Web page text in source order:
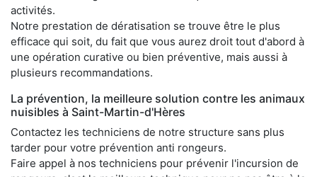
activités.
Notre prestation de dératisation se trouve être le plus
efficace qui soit, du fait que vous aurez droit tout d'abord à
une opération curative ou bien préventive, mais aussi à
plusieurs recommandations.
La prévention, la meilleure solution contre les animaux
nuisibles à Saint-Martin-d'Hères
Contactez les techniciens de notre structure sans plus
tarder pour votre prévention anti rongeurs.
Faire appel à nos techniciens pour prévenir l'incursion de